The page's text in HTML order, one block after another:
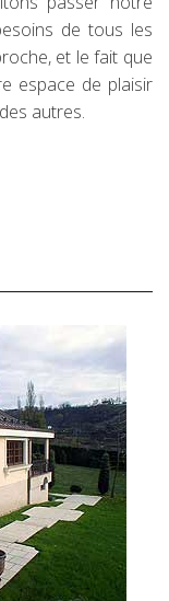
de tous les
et le fait que
espace de plaisir
autres.